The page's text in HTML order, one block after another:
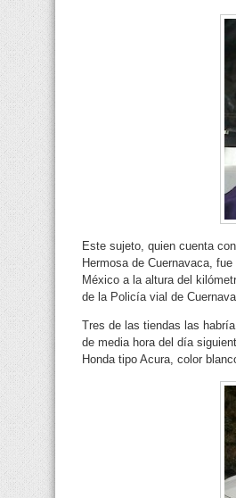
Este sujeto, quien cuenta
Hermosa de Cuernavaca,
México a la altura del
de la Policía vial de
Tres de las tiendas las
de media hora del día
Honda tipo Acura, color